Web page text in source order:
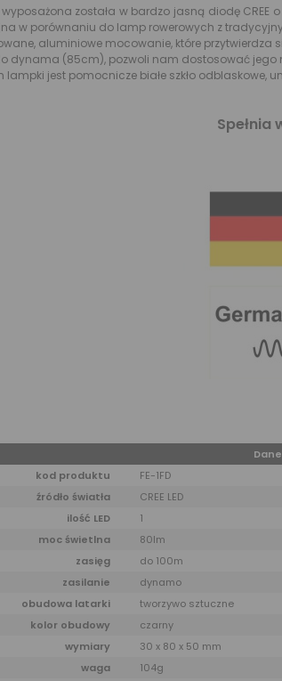
wyposażona została w bardzo jasną diodę
w porównaniu do lamp rowerowych z
aluminiowe mocowanie, które przytwierdza
dynama (85cm), pozwoli nam dostosować jego
jest pomocnicze białe szkło odblaskowe,
kod produktu
FE-1FD
źródło światła
CREE LED
ilość LED
1
moc świetlna
80lm
zasięg
do 100m
zasilanie
dynamo
obudowa latarki
tworzywo sztuczne
kolor obudowy
czarny
wymiary
30 x 80 x 50 mm
waga
104g